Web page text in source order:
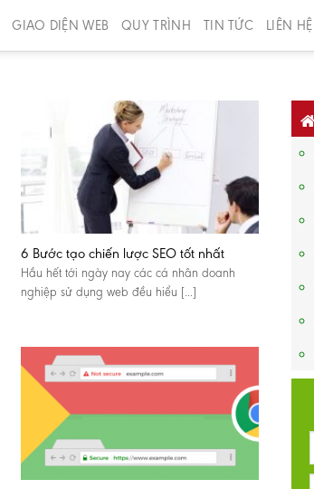
GIAO DIỆN WEB QUY TRÌNH TIN TỨC LIÊN HỆ
6 Bước tạo chiến lược SEO tốt nhất
Hầu hết tới ngày nay các cá nhân doanh
nghiệp sử dụng web đều hiểu [...]